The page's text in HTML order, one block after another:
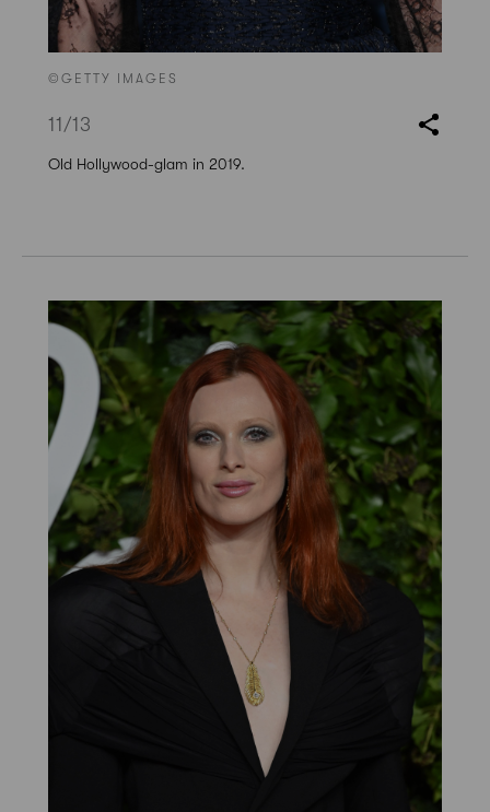
©GETTY IMAGES
11 /13
Old Hollywood-glam in 2019.